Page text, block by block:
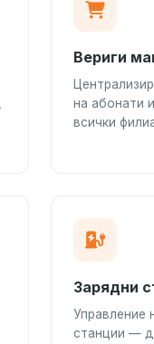
Вериги
на абонати
всички
Зарядни
Управление
станции —